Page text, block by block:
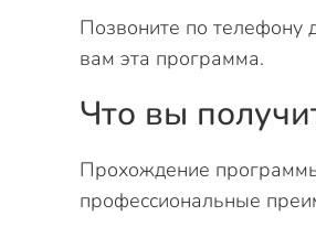
Позвоните по телефону
вам эта программа.
Что вы
Прохождение
профессиональные